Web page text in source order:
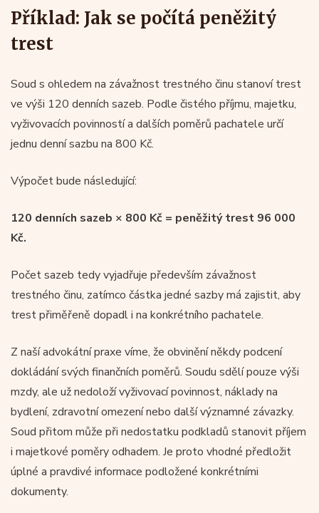
Příklad: Jak se počítá peněžitý
trest
Soud s ohledem na závažnost trestného činu stanoví trest
ve výši 120 denních sazeb. Podle čistého příjmu, majetku,
vyživovacích povinností a dalších poměrů pachatele určí
jednu denní sazbu na 800 Kč.
Výpočet bude následující:
120 denních sazeb × 800 Kč = peněžitý trest 96 000
Kč.
Počet sazeb tedy vyjadřuje především závažnost
trestného činu, zatímco částka jedné sazby má zajistit, aby
trest přiměřeně dopadl i na konkrétního pachatele.
Z naší advokátní praxe víme, že obvinění někdy podcení
dokládání svých finančních poměrů. Soudu sdělí pouze výši
mzdy, ale už nedoloží vyživovací povinnost, náklady na
bydlení, zdravotní omezení nebo další významné závazky.
Soud přitom může při nedostatku podkladů stanovit příjem
i majetkové poměry odhadem. Je proto vhodné předložit
úplné a pravdivé informace podložené konkrétními
dokumenty.